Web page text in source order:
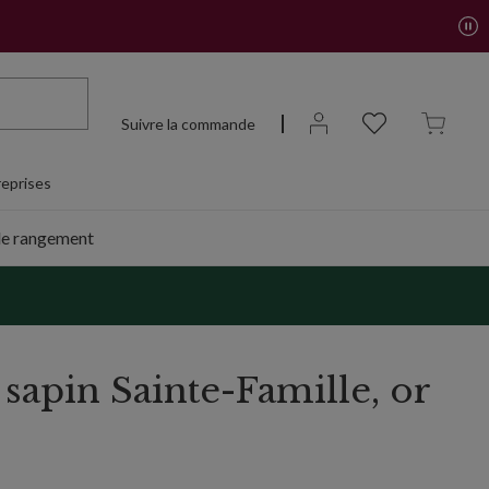
Suivre la commande
rangement
Sainte-Famille, or